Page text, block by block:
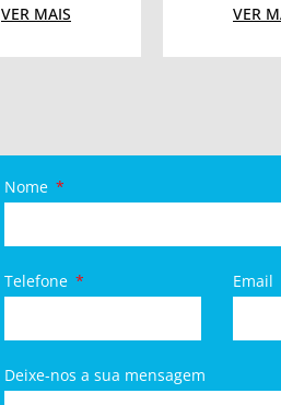
VER MAIS
VER
Nome
Telefone Email
Deixe-nos a sua mensagem